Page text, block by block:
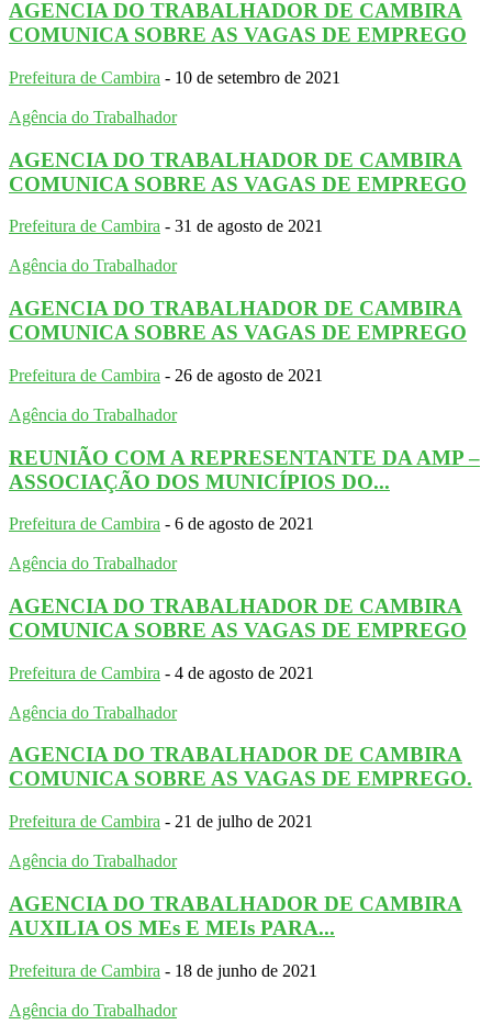
AGENCIA DO TRABALHADOR DE CAMBIRA
COMUNICA SOBRE AS VAGAS DE EMPREGO
Prefeitura de Cambira - 10 de setembro de 2021
Agência do Trabalhador
AGENCIA DO TRABALHADOR DE CAMBIRA
COMUNICA SOBRE AS VAGAS DE EMPREGO
Prefeitura de Cambira - 31 de agosto de 2021
Agência do Trabalhador
AGENCIA DO TRABALHADOR DE CAMBIRA
COMUNICA SOBRE AS VAGAS DE EMPREGO
Prefeitura de Cambira - 26 de agosto de 2021
Agência do Trabalhador
REUNIÃO COM A REPRESENTANTE DA AMP –
ASSOCIAÇÃO DOS MUNICÍPIOS DO...
Prefeitura de Cambira - 6 de agosto de 2021
Agência do Trabalhador
AGENCIA DO TRABALHADOR DE CAMBIRA
COMUNICA SOBRE AS VAGAS DE EMPREGO
Prefeitura de Cambira - 4 de agosto de 2021
Agência do Trabalhador
AGENCIA DO TRABALHADOR DE CAMBIRA
COMUNICA SOBRE AS VAGAS DE EMPREGO.
Prefeitura de Cambira - 21 de julho de 2021
Agência do Trabalhador
AGENCIA DO TRABALHADOR DE CAMBIRA
AUXILIA OS MEs E MEIs PARA...
Prefeitura de Cambira - 18 de junho de 2021
Agência do Trabalhador